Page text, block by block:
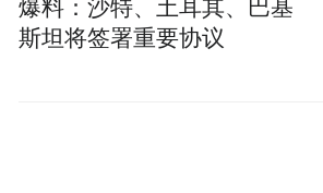
爆料：沙特、土耳其、巴基
斯坦将签署重要协议